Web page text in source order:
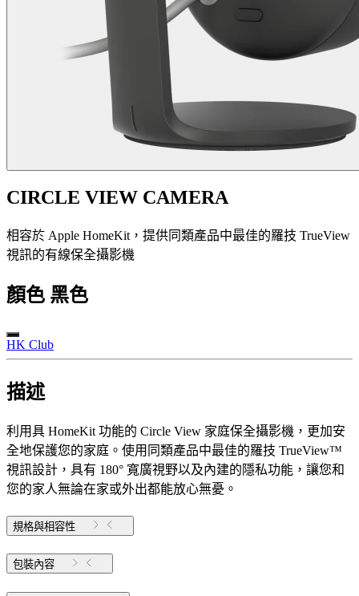
CIRCLE VIEW CAMERA
相容於 Apple HomeKit，提供同類產品中最佳的羅技 TrueView
視訊的有線保全攝影機
顏色 黑色
HK Club
描述
利用具 HomeKit 功能的 Circle View 家庭保全攝影機，更加安
全地保護您的家庭。使用同類產品中最佳的羅技 TrueView™
視訊設計，具有 180° 寬廣視野以及內建的隱私功能，讓您和
您的家人無論在家或外出都能放心無憂。
規格與相容性
包裝內容